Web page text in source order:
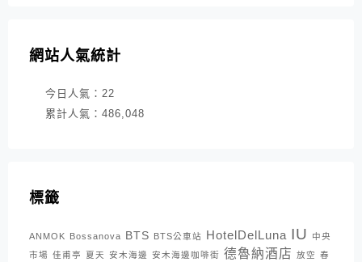
網站人氣統計
今日人氣： 22
累計人氣： 486,048
標籤
ANMOK Bossanova BTS BTS公車站 HotelDelLuna IU
中央
市場 佳甫亭 夏天 安木海邊 安木海邊咖啡街 德魯納酒店 放空 春